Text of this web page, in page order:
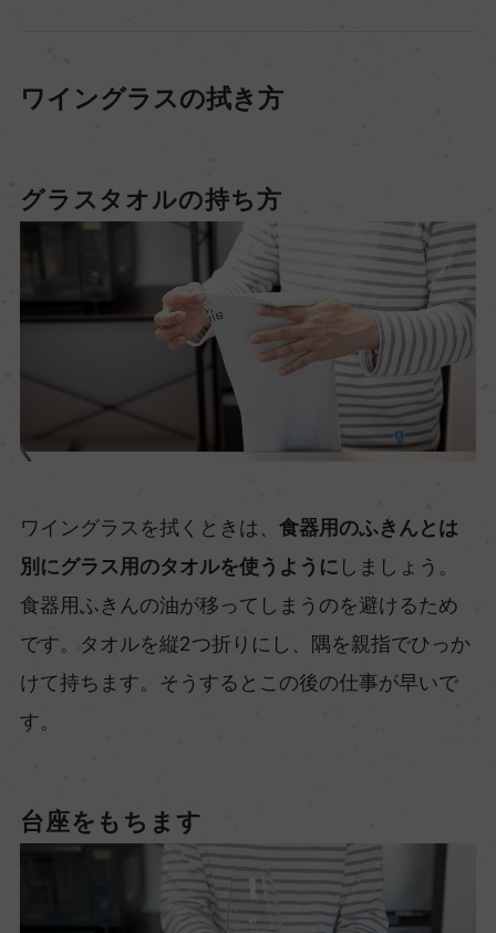
ワイングラスの拭き方
グラスタオルの持ち方
ワイングラスを拭くときは、 食器用のふきんとは
別にグラス用のタオルを使うように しましょう。
食器用ふきんの油が移ってしまうのを避けるため
です。タオルを縦2つ折りにし、隅を親指でひっか
けて持ちます。そうするとこの後の仕事が早いで
す。
台座をもちます